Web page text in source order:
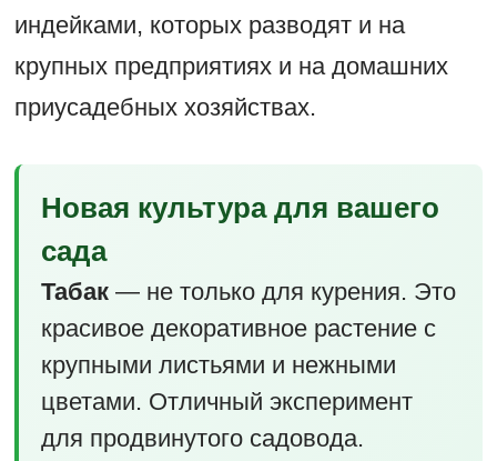
индейками, которых разводят и на
крупных предприятиях и на домашних
приусадебных хозяйствах.
Новая культура для вашего
сада
Табак— не только для курения. Это
красивое декоративное растение с
крупными листьями и нежными
цветами. Отличный эксперимент
для продвинутого садовода.